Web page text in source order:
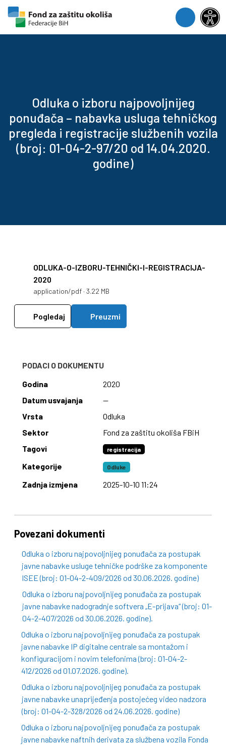
Skip to content
Skip to footer
Menu
Odluka o izboru najpovoljnijeg
ponuđača – nabavka usluga tehničkog
pregleda i registracije službenih vozila
(broj: 01-04-2-97/20 od 14.04.2020.
godine)
ODLUKA-O-IZBORU-TEHNIČKI-I-REGISTRACIJA-
2020
application/pdf · 3.22 MB
Pogledaj Preuzmi
PODACI O DOKUMENTU
Godina
2020
Datum usvajanja
—
Vrsta
Odluka
Sektor
Fond za zaštitu okoliša FBiH
Tagovi
registracija
Kategorije Odluke
Zadnja izmjena 2025-10-10 11:24
Povezani dokumenti
Odluka o izboru najpovoljnijeg ponuđača za postupak
javne nabavke usluge tehničke podrške za komponente
ISEE (broj: 01-04-2-409/2026 od 30.06.2026. godine)
Odluka o izboru najpovoljnijeg ponuđača za postupak
javne nabavke nadogradnje softvera „E-prijava“ (broj: 01-
04-2-407/2026 od 30.06.2026. godine).
Odluka o izboru najpovoljnijeg ponuđača za postupak
javne nabavke IP digitalne centrale sa montažom i
konfiguracijom i novim telefonima (broj: 01-04-2-
412/2026 od 01.07.2026. godine).
Odluka o izboru najpovoljnijeg ponuđača za postupak
javne nabavke unaprijeđenja postojećeg video nadzora
(broj: 01-04-2-328/2026 od 24.06.2026. godine)
Odluka o izboru najpovoljnijeg ponuđača za postupak
javne nabavke naftnih derivata za službena vozila Fonda